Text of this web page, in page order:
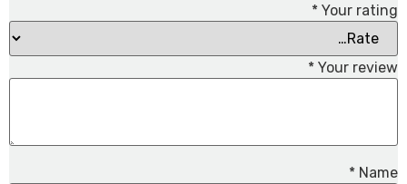
Your rating
*
Your review
*
Name
*